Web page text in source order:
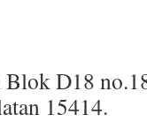
D18
15414.